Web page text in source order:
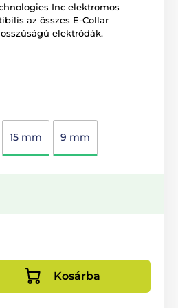
Inc elektromos
az összes E-Collar
elektródák.
15 mm 9 mm
Kosárba